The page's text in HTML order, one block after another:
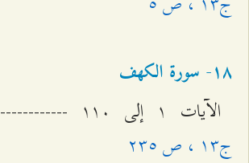
۱۸- سورة الکهف
الآيات ۱ إلى ۱۱۰ -----------------------------
ج۱٣ ، ص ٢٣٥